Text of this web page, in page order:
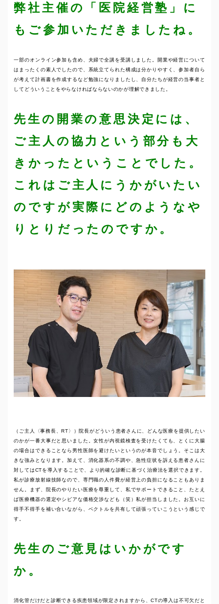
弊社主催の「医院経営塾」に
もご参加いただきましたね。
一部のオンライン参加も含め、夫婦で全講を受講しました。開業や経営について
はまったくの素人でしたので、系統立てられた構成は分かりやすく、参加者自ら
が考えて計画書を作成するなど勉強になりましたし、自分たちが経営の当事者と
してどういうことをやらなければならないのかが理解できました。
先生の開業の意思決定には、
ご主人の協力という部分も大
きかったということでした。
これはご主人にうかがいたい
のですが実際にどのようなや
りとりだったのですか。
（ご主人〈事務長、RT〉）院長がどういう患者さんに、どんな医療を提供したい
のかが一番大事だと思いました。女性が内視鏡検査を受けたくても、とくに大腸
の場合はできることなら男性医師を避けたいというのが本音でしょう。そこは大
きな強みとなります。加えて、消化器系の不調や、急性症状を訴える患者さんに
対してはCTを導入することで、より的確な診断に基づく治療法を選択できます。
私が診療放射線技師なので、専門職の人件費が経営上の負担になることもありま
せん。まず、院長のやりたい医療を尊重して、私でサポートできること、たとえ
ば医療機器の選定やシビアな価格交渉なども（笑）私が担当しました。お互いに
得手不得手を補い合いながら、ベクトルを共有して頑張っていこうという感じで
す。
先生のご意見はいかがです
か。
消化管だけだと診断できる疾患領域が限定されますから、CTの導入は不可欠だと